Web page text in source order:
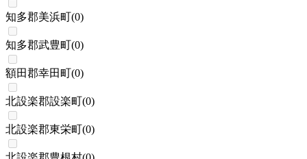
知多郡美浜町(0)
知多郡武豊町(0)
額田郡幸田町(0)
北設楽郡設楽町(0)
北設楽郡東栄町(0)